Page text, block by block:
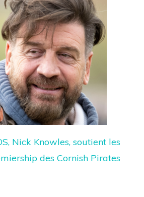
Nick Knowles, soutient les
des Cornish Pirates